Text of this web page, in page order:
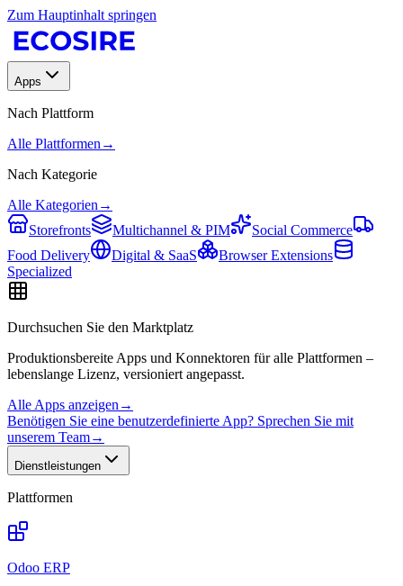
Zum Hauptinhalt springen
Apps
Nach Plattform
Alle Plattformen →
Nach Kategorie
Alle Kategorien →
Storefronts
Multichannel & PIM
Social Commerce
Food Delivery
Digital & SaaS
Browser Extensions
Specialized
Durchsuchen Sie den Marktplatz
Produktionsbereite Apps und Konnektoren für alle Plattformen –
lebenslange Lizenz, versioniert angepasst.
Alle Apps anzeigen →
Benötigen Sie eine benutzerdefinierte App? Sprechen Sie mit
unserem Team→
Dienstleistungen
Plattformen
Odoo ERP